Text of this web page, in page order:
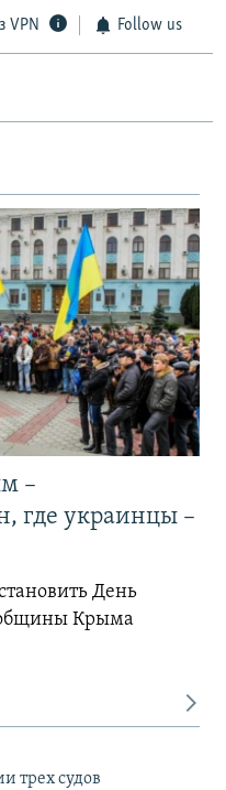
VPN Follow us
–
где украинцы –
День
Крыма
трех судов